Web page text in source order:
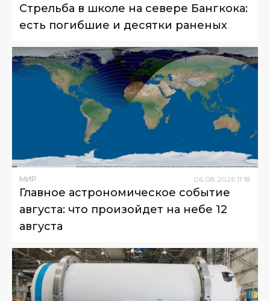
Стрельба в школе на севере Бангкока:
есть погибшие и десятки раненых
МИР 06 08 2026 11:18
Главное астрономическое событие
августа: что произойдет на небе 12
августа